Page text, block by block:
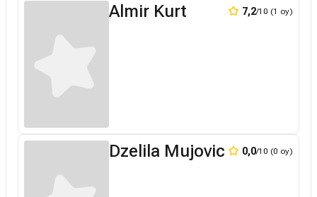
Almir Kurt 7,2/10 (1 oy)
Dzelila Mujovic 0,0/10 (0 oy)